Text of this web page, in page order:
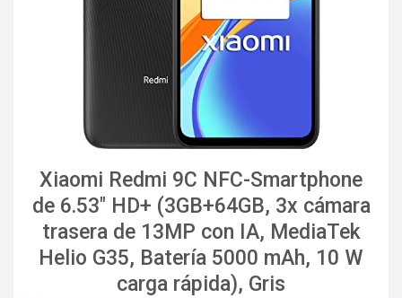
Xiaomi Redmi 9C NFC-Smartphone
de 6.53" HD+ (3GB+64GB, 3x cámara
trasera de 13MP con IA, MediaTek
Helio G35, Batería 5000 mAh, 10 W
carga rápida), Gris